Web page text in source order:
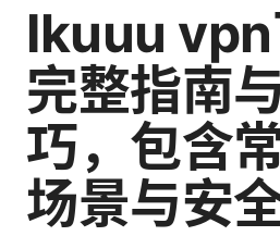
Ikuuu vpn
完整指南
巧，包含
场景与安